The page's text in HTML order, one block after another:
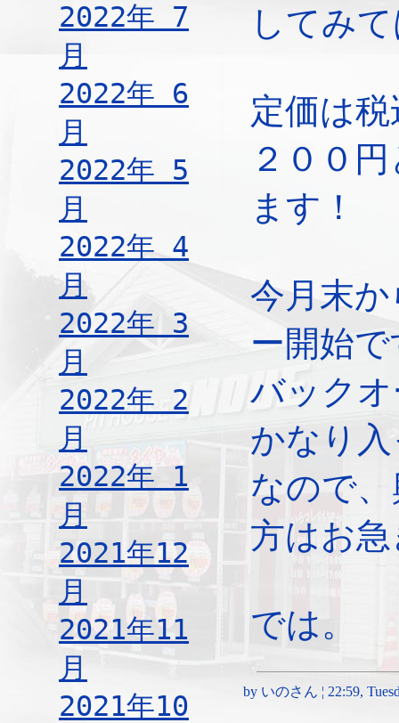
2022年 7
月
2022年 6
月
2022年 5
月
2022年 4
月
2022年 3
月
2022年 2
月
2022年 1
月
2021年12
月
2021年11
月
2021年10
してみ
定価は
２００
ます！
今月末
ー開始
バック
かなり
なので
方はお
では。
by いのさん ¦ 22:59,